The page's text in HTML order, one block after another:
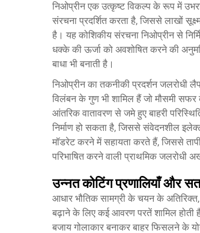
निओप्रीन एक उत्कृष्ट विकल्प के रूप में
संरचना प्रदर्शित करता है, जिससे लाखों
है। यह कोशिकीय संरचना निओप्रीन से
धक्के की ऊर्जा को अवशोषित करने की
बाधा भी बनाती है।
निओप्रीन का तकनीकी प्रदर्शन जलरोधी
विलंबन के गुण भी शामिल हैं जो मौसमी सफर
आंतरिक वातावरण से जमे हुए बाहरी
निर्माण हो सकता है, जिससे संवेदनशील
मॉडरेट करने में सहायता करते हैं, जिससे
परिभाषित करने वाली प्राथमिक जलरोधी
उन्नत कोटिंग प्रणालियाँ और
आधार भौतिक सामग्री के चयन के
बढ़ाने के लिए कई आवरण परतें शामिल
बजाय गोलाकार बनाकर बाहर फिसलने के